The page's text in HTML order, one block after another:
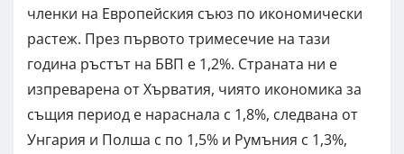
членки на Европейския съюз по икономически
растеж. През първото тримесечие на тази
година ръстът на БВП е 1,2%. Страната ни е
изпреварена от Хърватия, чиято икономика за
същия период е нараснала с 1,8%, следвана от
Унгария и Полша с по 1,5% и Румъния с 1,3%,